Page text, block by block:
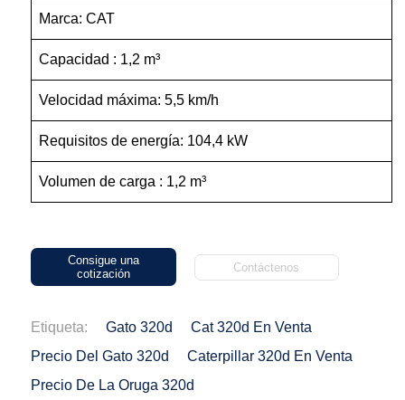
Marca: CAT
Capacidad : 1,2 m³
Velocidad máxima: 5,5 km/h
Requisitos de energía: 104,4 kW
Volumen de carga : 1,2 m³
Consigue una
cotización
Contáctenos
Etiqueta: Gato 320d
Cat 320d En Venta
Precio Del Gato 320d
Caterpillar 320d En Venta
Precio De La Oruga 320d